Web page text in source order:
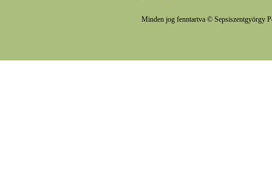
Minden jog fenntartva © Sepsiszentgyörgy